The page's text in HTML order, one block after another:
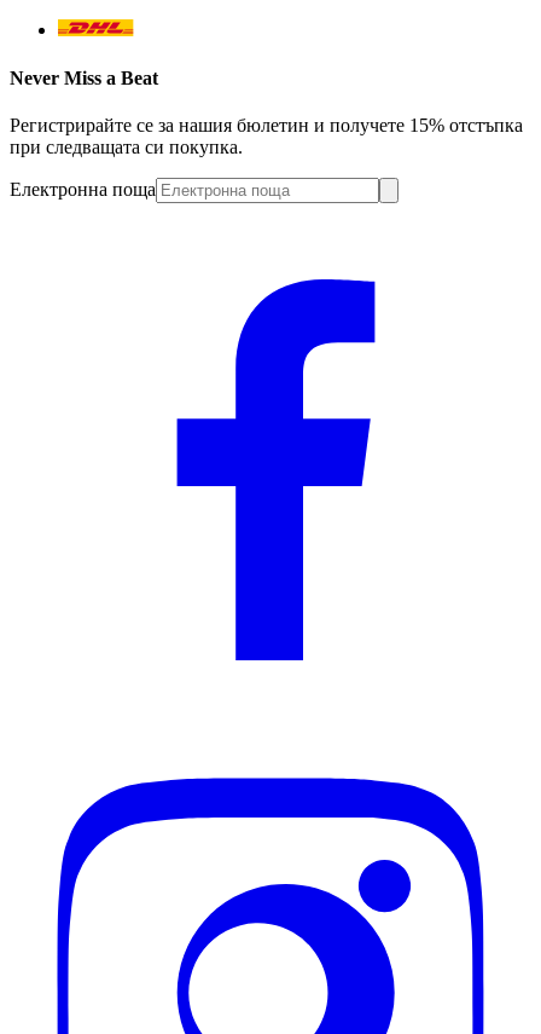
Never Miss a Beat
Регистрирайте се за нашия бюлетин и получете 15% отстъпка
при следващата си покупка.
Електронна поща